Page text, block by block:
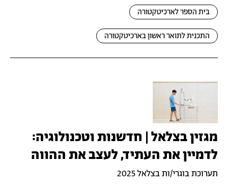
בית הספר לארכיטקטורה
התכנית לתואר ראשון בארכיטקטורה
מגזין בצלאל | חדשנות וטכנולוגיה:
לדמיין את העתיד, לעצב את ההווה
תערוכת בוגרי/ות בצלאל 2025